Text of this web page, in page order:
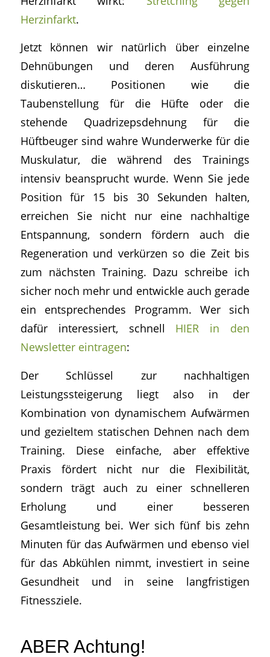
Herzinfarkt.
Jetzt können wir natürlich über einzelne
Dehnübungen und deren Ausführung
diskutieren… Positionen wie die
Taubenstellung für die Hüfte oder die
stehende Quadrizepsdehnung für die
Hüftbeuger sind wahre Wunderwerke für die
Muskulatur, die während des Trainings
intensiv beansprucht wurde. Wenn Sie jede
Position für 15 bis 30 Sekunden halten,
erreichen Sie nicht nur eine nachhaltige
Entspannung, sondern fördern auch die
Regeneration und verkürzen so die Zeit bis
zum nächsten Training. Dazu schreibe ich
sicher noch mehr und entwickle auch gerade
ein entsprechendes Programm. Wer sich
dafür interessiert, schnell HIER in den
Newsletter eintragen:
Der Schlüssel zur nachhaltigen
Leistungssteigerung liegt also in der
Kombination von dynamischem Aufwärmen
und gezieltem statischen Dehnen nach dem
Training. Diese einfache, aber effektive
Praxis fördert nicht nur die Flexibilität,
sondern trägt auch zu einer schnelleren
Erholung und einer besseren
Gesamtleistung bei. Wer sich fünf bis zehn
Minuten für das Aufwärmen und ebenso viel
für das Abkühlen nimmt, investiert in seine
Gesundheit und in seine langfristigen
Fitnessziele.
ABER Achtung!